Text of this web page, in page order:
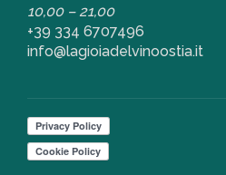
10,00 – 21,00
+39 334 6707496
info@lagioiadelvinoostia.it